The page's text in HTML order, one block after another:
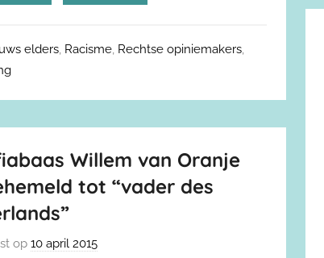
elders, Racisme, Rechtse opiniemakers,
Willem van Oranje
tot “vader des
op10 april 2015